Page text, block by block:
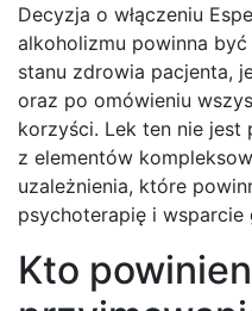
Decyzja o włączeniu
alkoholizmu powinna
stanu zdrowia pacjenta,
oraz po omówieniu
korzyści. Lek ten nie jest
z elementów
uzależnienia, które
psychoterapię i wsparcie
Kto